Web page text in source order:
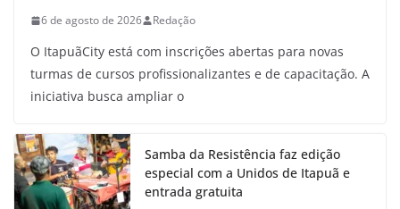
6 de agosto de 2026 Redação
O ItapuãCity está com inscrições abertas para novas
turmas de cursos profissionalizantes e de capacitação. A
iniciativa busca ampliar o
Samba da Resistência faz edição
especial com a Unidos de Itapuã e
entrada gratuita